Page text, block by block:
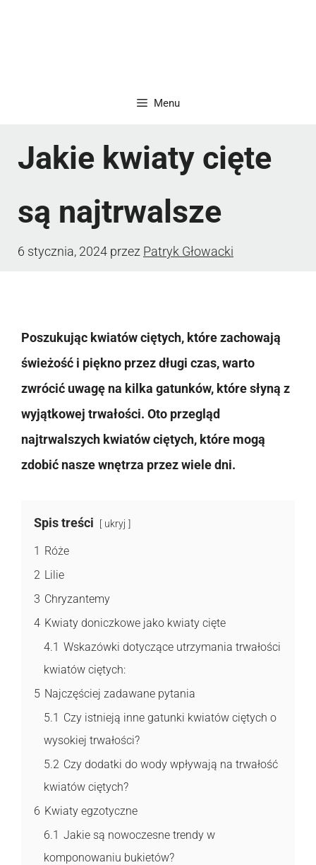
Menu
Jakie kwiaty cięte
są najtrwalsze
6 stycznia, 2024 przez Patryk Głowacki
Poszukując kwiatów ciętych, które zachowają
świeżość i piękno przez długi czas, warto
zwrócić uwagę na kilka gatunków, które słyną z
wyjątkowej trwałości. Oto przegląd
najtrwalszych kwiatów ciętych, które mogą
zdobić nasze wnętrza przez wiele dni.
Spis treści ukryj
1 Róże
2 Lilie
3 Chryzantemy
4 Kwiaty doniczkowe jako kwiaty cięte
4.1 Wskazówki dotyczące utrzymania trwałości
kwiatów ciętych:
5 Najczęściej zadawane pytania
5.1 Czy istnieją inne gatunki kwiatów ciętych o
wysokiej trwałości?
5.2 Czy dodatki do wody wpływają na trwałość
kwiatów ciętych?
6 Kwiaty egzotyczne
6.1 Jakie są nowoczesne trendy w
komponowaniu bukietów?